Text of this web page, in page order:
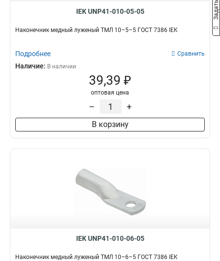
IEK UNP41-010-05-05
Наконечник медный луженый ТМЛ 10–5–5 ГОСТ 7386 IEK
Подробнее Сравнить
Наличие: В наличии
39,39 ₽
оптовая цена
– +
В корзину
IEK UNP41-010-06-05
Наконечник медный луженый ТМЛ 10–6–5 ГОСТ 7386 IEK